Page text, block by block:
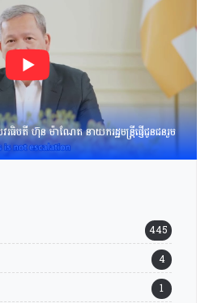
ធិបតី ហ៊ុន ម៉ាណែត នាយករដ្ឋមន្រ្តីផ្ញើជូនជនរួម
445
4
1